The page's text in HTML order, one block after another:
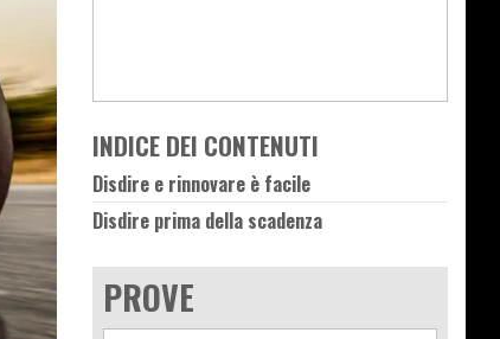
INDICE DEI CONTENUTI
Disdire e rinnovare è facile
Disdire prima della scadenza
PROVE